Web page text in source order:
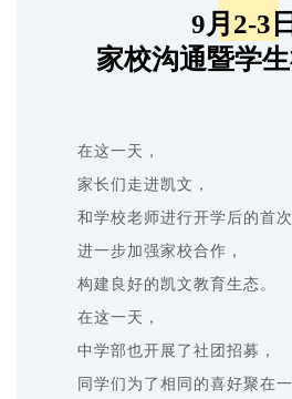
9月2-3日
家校沟通暨学
在这一天，
家长们走进凯文，
和学校老师进行开学后的首次
进一步加强家校合作，
构建良好的凯文教育生态。
在这一天，
中学部也开展了社团招募，
同学们为了相同的喜好聚在